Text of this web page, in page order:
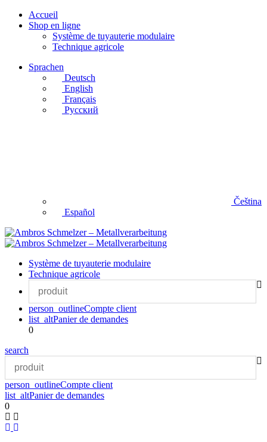
Accueil
Shop en ligne
Système de tuyauterie modulaire
Technique agricole
Sprachen
Deutsch
English
Français
Русский
Čeština
Español
Système de tuyauterie modulaire
Technique agricole
person_outlineCompte client
list_altPanier de demandes
0
search
person_outlineCompte client
list_altPanier de demandes
0